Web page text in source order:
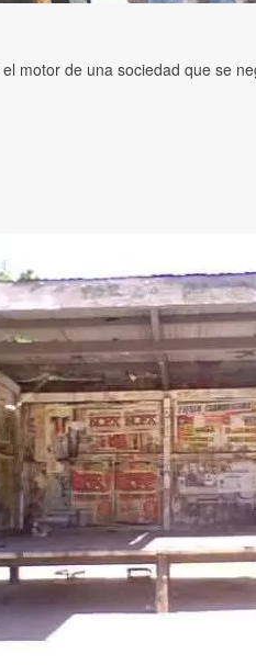
motor de una sociedad que se